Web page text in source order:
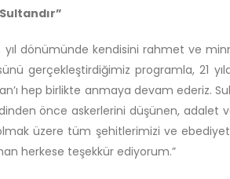
dönümünde kendisini rahmet ve
gerçekleştirdiğimiz programla, 21
hep birlikte anmaya devam ederiz.
önce askerlerini düşünen,
üzere tüm şehitlerimizi ve
herkese teşekkür ediyorum.”